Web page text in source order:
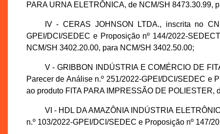
PARA URNA ELETRÔNICA, de NCM/SH 8473.30.99,
IV - CERAS JOHNSON LTDA., inscrita no
GPEI/DCI/SEDEC e Proposição nº 144/2022-
NCM/SH 3402.20.00, para NCM/SH 3402.50.00;
V - GRIBBON INDÚSTRIA E COMÉRCIO DE
Parecer de Análise n.º 251/2022-GPEI/DCI/SEDEC e
ao produto FITA PARA IMPRESSÃO DE POLIESTER,
VI - HDL DA AMAZÔNIA INDÚSTRIA
n.º 103/2022-GPEI/DCI/SEDEC e Proposição nº 147/